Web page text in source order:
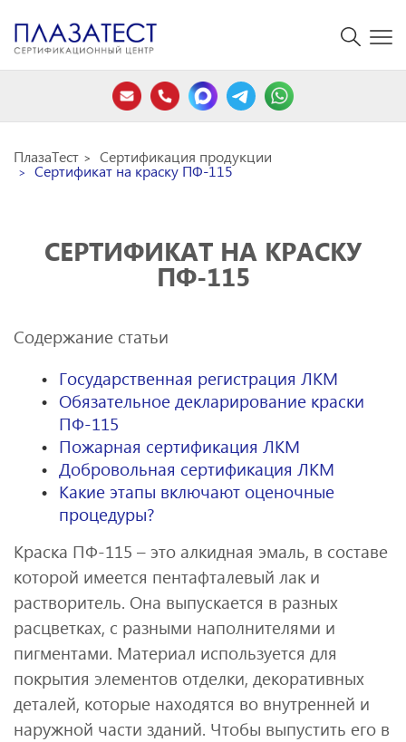
ПлазаТест Сертификация продукции
Сертификат на краску ПФ-115
СЕРТИФИКАТ НА КРАСКУ
ПФ-115
Содержание статьи
Государственная регистрация ЛКМ
Обязательное декларирование краски
ПФ-115
Пожарная сертификация ЛКМ
Добровольная сертификация ЛКМ
Какие этапы включают оценочные
процедуры?
Краска ПФ-115 – это алкидная эмаль, в составе
которой имеется пентафталевый лак и
растворитель. Она выпускается в разных
расцветках, с разными наполнителями и
пигментами. Материал используется для
покрытия элементов отделки, декоративных
деталей, которые находятся во внутренней и
наружной части зданий. Чтобы выпустить его в